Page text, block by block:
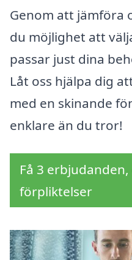
Genom att jämföra
du möjlighet att
passar just dina
Låt oss hjälpa dig
med en skinande
enklare än du tror!
Få 3
förpliktelser